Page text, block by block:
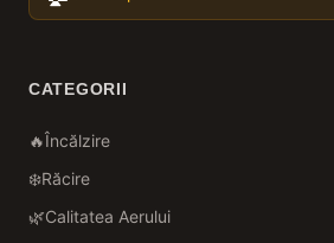
CATEGORII
🔥Încălzire
❄️Răcire
🌿Calitatea Aerului